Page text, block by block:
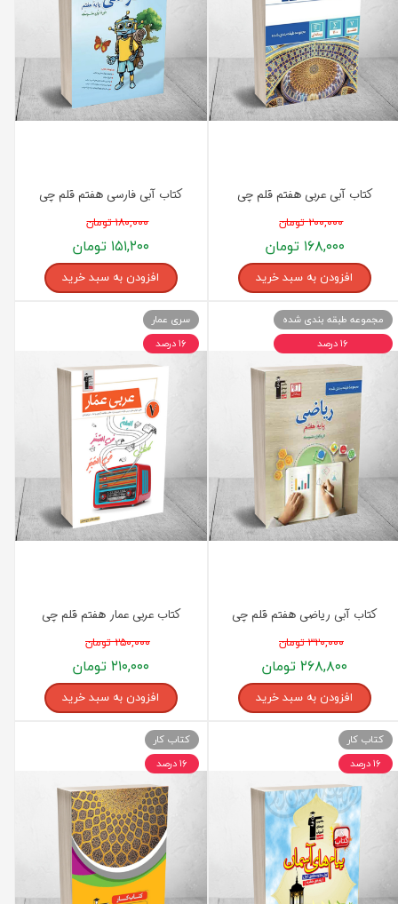
کتاب آبی عربی هفتم قلم چی
۲۰۰,۰۰۰ تومان
۱۶۸,۰۰۰ تومان
افزودن به سبد خرید
کتاب آبی فارسی هفتم قلم چی
۱۸۰,۰۰۰ تومان
۱۵۱,۲۰۰ تومان
افزودن به سبد خرید
کتاب آبی ریاضی هفتم قلم چی
۳۲۰,۰۰۰ تومان
۲۶۸,۸۰۰ تومان
افزودن به سبد خرید
مجموعه طبقه بندی شده
۱۶ درصد
کتاب عربی عمار هفتم قلم چی
۲۵۰,۰۰۰ تومان
۲۱۰,۰۰۰ تومان
افزودن به سبد خرید
سری عمار
۱۶ درصد
کتاب کار
۱۶ درصد
کتاب کار
۱۶ درصد